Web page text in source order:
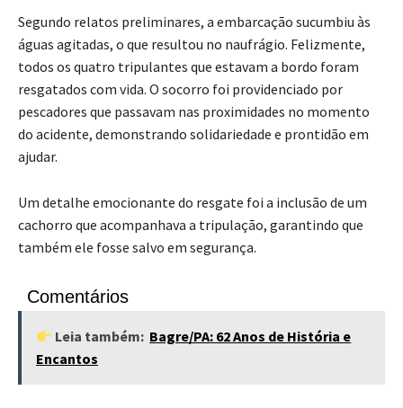
Segundo relatos preliminares, a embarcação sucumbiu às
águas agitadas, o que resultou no naufrágio. Felizmente,
todos os quatro tripulantes que estavam a bordo foram
resgatados com vida. O socorro foi providenciado por
pescadores que passavam nas proximidades no momento
do acidente, demonstrando solidariedade e prontidão em
ajudar.
Um detalhe emocionante do resgate foi a inclusão de um
cachorro que acompanhava a tripulação, garantindo que
também ele fosse salvo em segurança.
Comentários
Leia também: Bagre/PA: 62 Anos de História e
Encantos